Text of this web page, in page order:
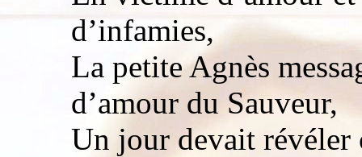
d’infamies,
La petite Agnès
d’amour du Sauveur,
Un jour devait révéler